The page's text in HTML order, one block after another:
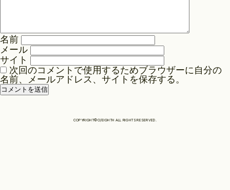
ョ
ン
名前
メール
サイト
次回のコメントで使用するためブラウザーに自分の
名前、メールアドレス、サイトを保存する。
COPYRIGHT©O/EIGHTH ALL RIGHTS RESERVED.